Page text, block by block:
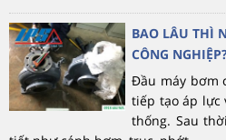
BAO LÂU THÌ
CÔNG
Đầu máy bơm
tiếp tạo áp lực
thống. Sau